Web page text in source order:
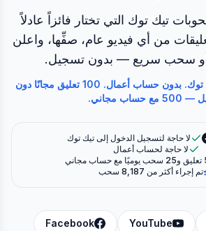
تيك توك التي تختار فائزاً عادلاً
من أي فيديو عام، صفِّها، واعلن
أو سحب سريع — بدون تسجيل.
بدون تسجيل دخول تيك توك. بدون حساب أعمال. 100 تعليق مجانًا دون
حساب مجاني.
لا حاجة لتسجيل الدخول إلى تيك توك
لا حاجة لحساب أعمال
تم إجراء أكثر من 8,187 سحب
YouTube
Facebook